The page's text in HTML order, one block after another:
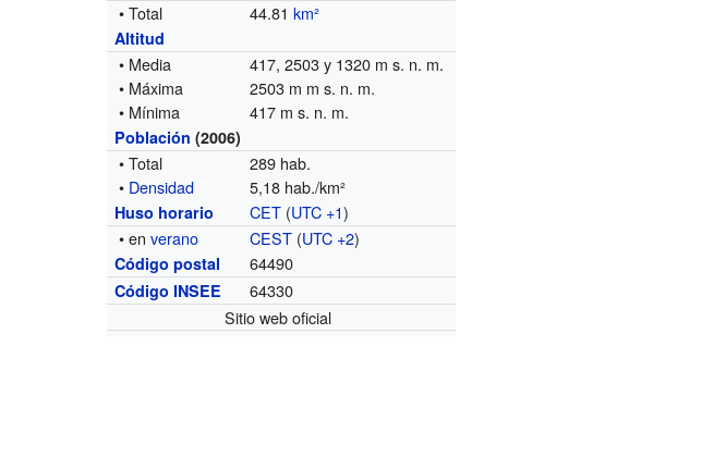
• Total 44.81km²
Altitud
• Media
417, 2503 y 1320 m s. n. m.
• Máxima
2503 m m s. n. m.
• Mínima
417 m s. n. m.
Población (2006)
• Total
289 hab.
• Densidad 5,18 hab./km²
Huso horario CET (UTC +1)
• enverano CEST (UTC +2)
Código postal 64490
Código INSEE
64330
Sitio web oficial